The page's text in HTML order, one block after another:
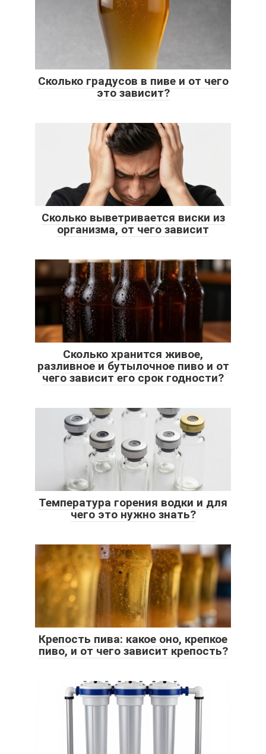
Сколько градусов в пиве и от чего
это зависит?
Сколько выветривается виски из
организма, от чего зависит
Сколько хранится живое,
разливное и бутылочное пиво и от
чего зависит его срок годности?
Температура горения водки и для
чего это нужно знать?
Крепость пива: какое оно, крепкое
пиво, и от чего зависит крепость?